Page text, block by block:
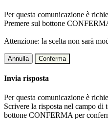
Per questa comunicazione è
Premere sul bottone
Attenzione: la scelta non sarà
Annulla Conferma
Invia risposta
Per questa comunicazione è
Scrivere la risposta nel campo di
bottone CONFERMA per